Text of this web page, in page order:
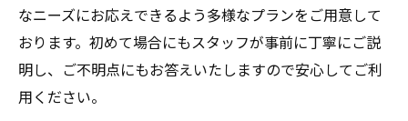
なニーズにお応えできるよう多様なプランをご用意して
おります。初めて場合にもスタッフが事前に丁寧にご説
明し、ご不明点にもお答えいたしますので安心してご利
用ください。